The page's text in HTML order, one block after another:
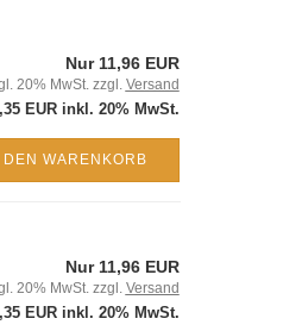
Nur 11,96 EUR
20% MwSt. zzgl. Versand
EUR inkl. 20% MwSt.
DEN WARENKORB
Nur 11,96 EUR
20% MwSt. zzgl. Versand
EUR inkl. 20% MwSt.